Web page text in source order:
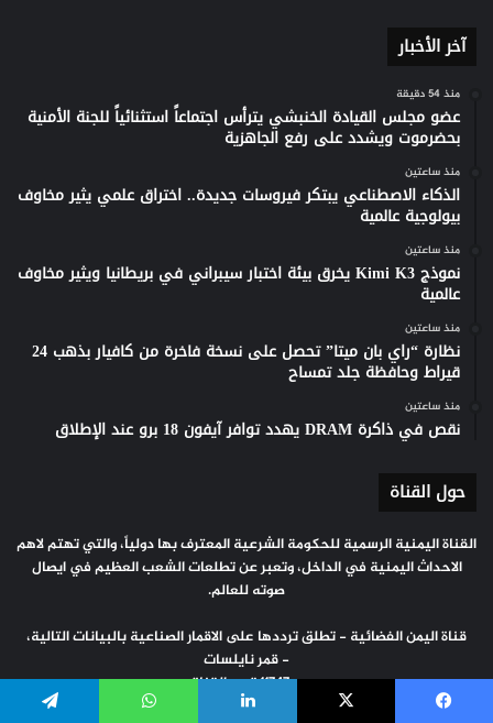
آخر الأخبار
منذ 54 دقيقة
عضو مجلس القيادة الخنبشي يترأس اجتماعاً استثنائياً للجنة الأمنية
بحضرموت ويشدد على رفع الجاهزية
منذ ساعتين
الذكاء الاصطناعي يبتكر فيروسات جديدة.. اختراق علمي يثير مخاوف
بيولوجية عالمية
منذ ساعتين
نموذج Kimi K3 يخرق بيئة اختبار سيبراني في بريطانيا ويثير مخاوف
عالمية
منذ ساعتين
نظارة “راي بان ميتا” تحصل على نسخة فاخرة من كافيار بذهب 24
قيراط وحافظة جلد تمساح
منذ ساعتين
نقص في ذاكرة DRAM يهدد توافر آيفون 18 برو عند الإطلاق
حول القناة
القناة اليمنية الرسمية للحكومة الشرعية المعترف بها دولياً، والتي تهتم لاهم
الاحداث اليمنية في الداخل، وتعبر عن تطلعات الشعب العظيم في ايصال
صوته للعالم.
قناة اليمن الفضائية - تطلق ترددها على الاقمار الصناعية بالبيانات التالية،
- قمر نايلسات
- 11747 تردد القناة
- عموي (Vertical)